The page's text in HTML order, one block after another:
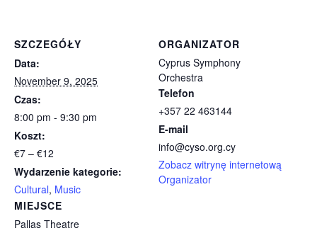
SZCZEGÓŁY
Data:
November 9, 2025
Czas:
8:00 pm - 9:30 pm
Koszt:
€7 – €12
Wydarzenie kategorie:
Cultural, Music
MIEJSCE
Pallas Theatre
ORGANIZATOR
Cyprus Symphony
Orchestra
Telefon
+357 22 463144
E-mail
info@cyso.org.cy
Zobacz witrynę internetową
Organizator